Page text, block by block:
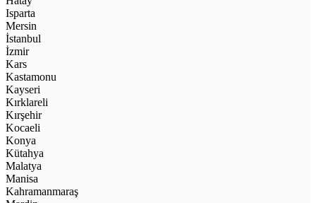
Isparta
Mersin
İstanbul
İzmir
Kars
Kastamonu
Kayseri
Kırklareli
Kırşehir
Kocaeli
Konya
Kütahya
Malatya
Manisa
Kahramanmaraş